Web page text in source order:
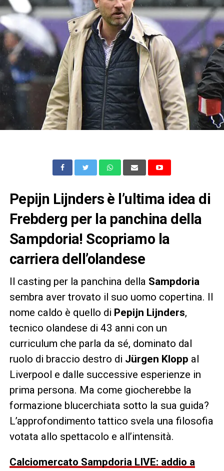
Pepijn Lijnders è l’ultima idea di
Frebderg per la panchina della
Sampdoria! Scopriamo la
carriera dell’olandese
Il casting per la panchina della Sampdoria
sembra aver trovato il suo uomo copertina. Il
nome caldo è quello di Pepijn Lijnders,
tecnico olandese di 43 anni con un
curriculum che parla da sé, dominato dal
ruolo di braccio destro di Jürgen Klopp al
Liverpool e dalle successive esperienze in
prima persona. Ma come giocherebbe la
formazione blucerchiata sotto la sua guida?
L’approfondimento tattico svela una filosofia
votata allo spettacolo e all’intensità.
Calciomercato Sampdoria LIVE: addio a